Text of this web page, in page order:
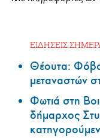
ΕΙΔΗΣΕΙΣ
Θέουτα:
μεταναστών
Φωτιά στη
δήμαρχος